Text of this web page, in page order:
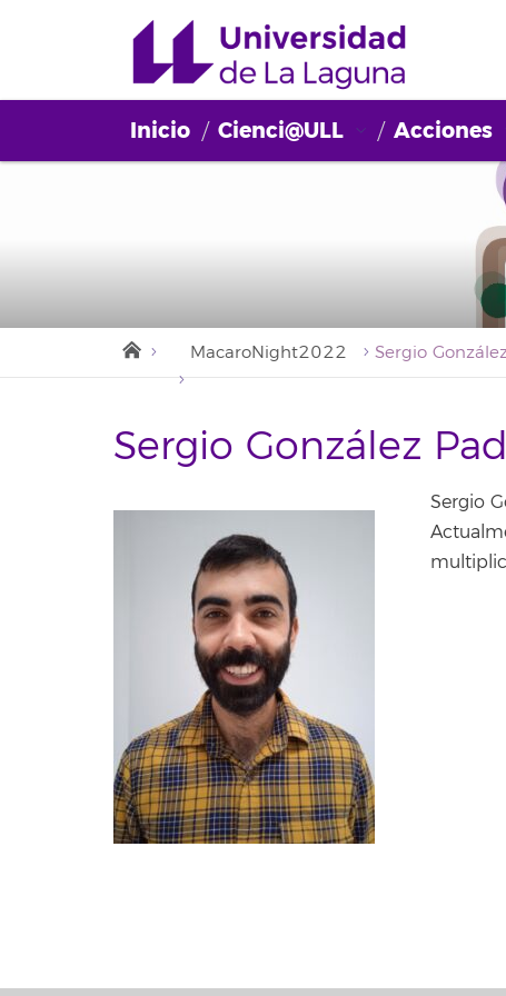
Inicio Cienci@ULL Acciones
MacaroNight2022 Sergio
Sergio González
Sergio